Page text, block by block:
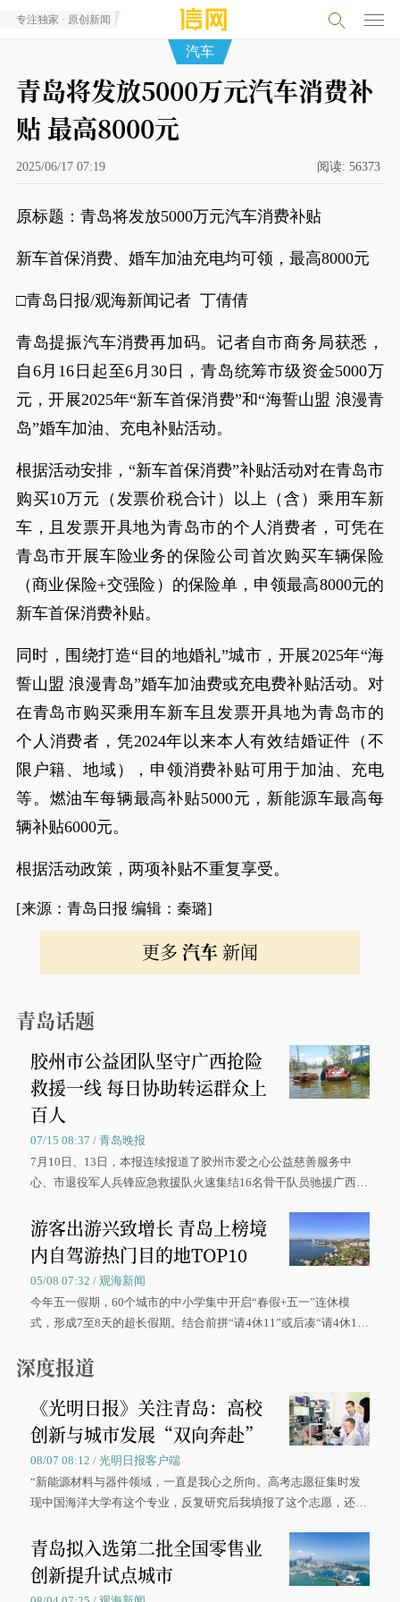
专注独家 · 原创新闻
汽车
青岛将发放5000万元汽车消费补
贴 最高8000元
2025/06/17 07:19 阅读: 56373
原标题：青岛将发放5000万元汽车消费补贴
新车首保消费、婚车加油充电均可领，最高8000元
□青岛日报/观海新闻记者 丁倩倩
青岛提振汽车消费再加码。记者自市商务局获悉，
自6月16日起至6月30日，青岛统筹市级资金5000万
元，开展2025年“新车首保消费”和“海誓山盟 浪漫青
岛”婚车加油、充电补贴活动。
根据活动安排，“新车首保消费”补贴活动对在青岛市
购买10万元（发票价税合计）以上（含）乘用车新
车，且发票开具地为青岛市的个人消费者，可凭在
青岛市开展车险业务的保险公司首次购买车辆保险
（商业保险+交强险）的保险单，申领最高8000元的
新车首保消费补贴。
同时，围绕打造“目的地婚礼”城市，开展2025年“海
誓山盟 浪漫青岛”婚车加油费或充电费补贴活动。对
在青岛市购买乘用车新车且发票开具地为青岛市的
个人消费者，凭2024年以来本人有效结婚证件（不
限户籍、地域），申领消费补贴可用于加油、充电
等。燃油车每辆最高补贴5000元，新能源车最高每
辆补贴6000元。
根据活动政策，两项补贴不重复享受。
[来源：青岛日报 编辑：秦璐]
更多 汽车新闻
青岛话题
胶州市公益团队坚守广西抢险
救援一线 每日协助转运群众上
百人
07/15 08:37 / 青岛晚报
7月10日、13日，本报连续报道了胶州市爱之心公益慈善服务中
心、市退役军人兵锋应急救援队火速集结16名骨干队员驰援广西灾
游客出游兴致增长 青岛上榜境
内自驾游热门目的地TOP10
05/08 07:32 / 观海新闻
今年五一假期，60个城市的中小学集中开启“春假+五一”连休模
式，形成7至8天的超长假期。结合前拼“请4休11”或后凑“请4休1
深度报道
《光明日报》关注青岛：高校
创新与城市发展“双向奔赴”
08/07 08:12 / 光明日报客户端
“新能源材料与器件领域，一直是我心之所向。高考志愿征集时发
现中国海洋大学有这个专业，反复研究后我填报了这个志愿，还真
大学材料科学与工程学院材料类专业的录取通知书。
青岛拟入选第二批全国零售业
创新提升试点城市